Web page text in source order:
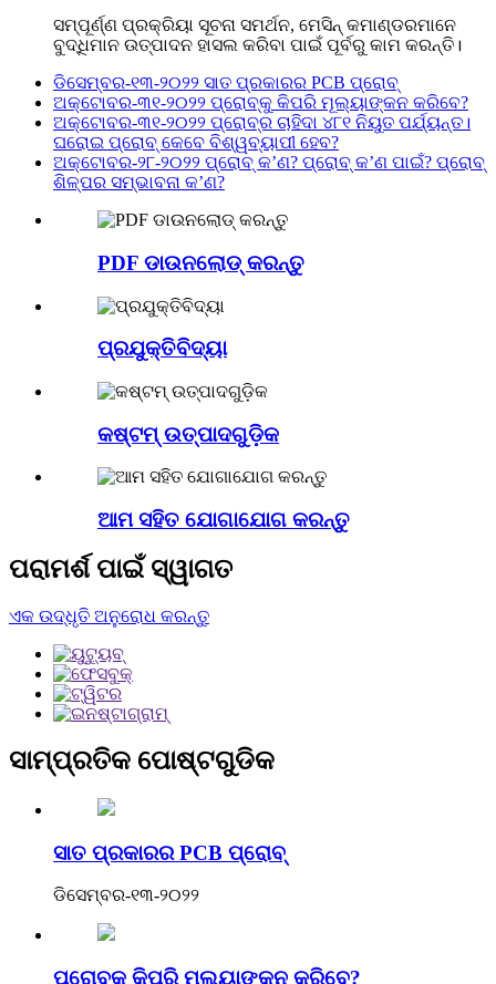
ସମ୍ପୂର୍ଣ୍ଣ ପ୍ରକ୍ରିୟା ସୂଚନା ସମର୍ଥନ, ମେସିନ୍ କମାଣ୍ଡରମାନେ
ବୁଦ୍ଧିମାନ ଉତ୍ପାଦନ ହାସଲ କରିବା ପାଇଁ ପୂର୍ବରୁ କାମ କରନ୍ତି।
ଡିସେମ୍ବର-୧୩-୨୦୨୨ ସାତ ପ୍ରକାରର PCB ପ୍ରୋବ୍
ଅକ୍ଟୋବର-୩୧-୨୦୨୨ ପ୍ରୋବ୍‌କୁ କିପରି ମୂଲ୍ୟାଙ୍କନ କରିବେ?
ଅକ୍ଟୋବର-୩୧-୨୦୨୨ ପ୍ରୋବ୍‌ର ଚାହିଦା ୪୮୧ ନିୟୁତ ପର୍ଯ୍ୟନ୍ତ।
ଘରୋଇ ପ୍ରୋବ୍‌ କେବେ ବିଶ୍ୱବ୍ୟାପୀ ହେବ?
ଅକ୍ଟୋବର-୨୮-୨୦୨୨ ପ୍ରୋବ୍ କ’ଣ? ପ୍ରୋବ୍ କ’ଣ ପାଇଁ? ପ୍ରୋବ୍
ଶିଳ୍ପର ସମ୍ଭାବନା କ’ଣ?
PDF ଡାଉନଲୋଡ୍ କରନ୍ତୁ
ପ୍ରଯୁକ୍ତିବିଦ୍ୟା
କଷ୍ଟମ୍ ଉତ୍ପାଦଗୁଡ଼ିକ
ଆମ ସହିତ ଯୋଗାଯୋଗ କରନ୍ତୁ
ପରାମର୍ଶ ପାଇଁ ସ୍ୱାଗତ
ଏକ ଉଦ୍ଧୃତି ଅନୁରୋଧ କରନ୍ତୁ
ସାମ୍ପ୍ରତିକ ପୋଷ୍ଟଗୁଡିକ
ସାତ ପ୍ରକାରର PCB ପ୍ରୋବ୍
ଡିସେମ୍ବର-୧୩-୨୦୨୨
ପ୍ରୋବ୍‌କୁ କିପରି ମୂଲ୍ୟାଙ୍କନ କରିବେ?